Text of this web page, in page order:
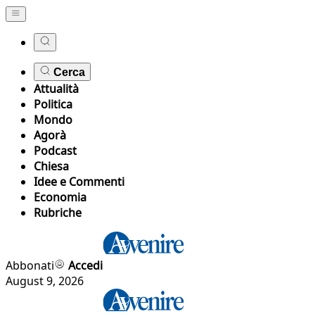
Cerca
Attualità
Politica
Mondo
Agorà
Podcast
Chiesa
Idee e Commenti
Economia
Rubriche
Abbonati
Accedi
August 9, 2026